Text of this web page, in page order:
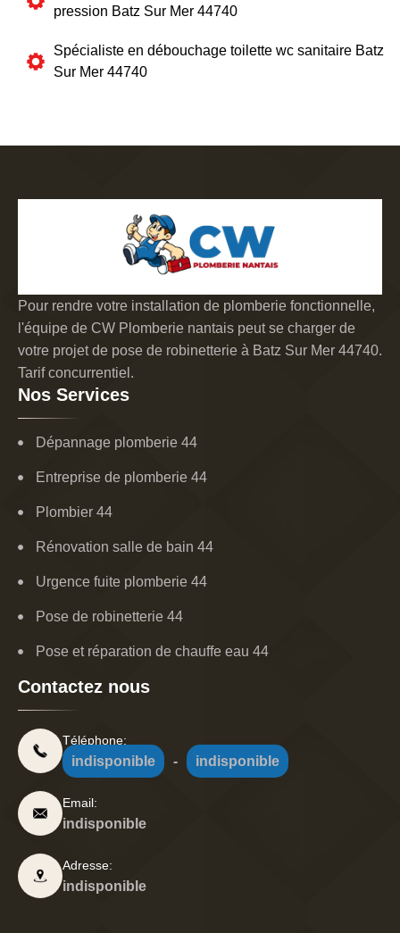
pression Batz Sur Mer 44740
Spécialiste en débouchage toilette wc sanitaire Batz
Sur Mer 44740
Pour rendre votre installation de plomberie fonctionnelle,
l'équipe de CW Plomberie nantais peut se charger de
votre projet de pose de robinetterie à Batz Sur Mer 44740.
Tarif concurrentiel.
Nos Services
Dépannage plomberie 44
Entreprise de plomberie 44
Plombier 44
Rénovation salle de bain 44
Urgence fuite plomberie 44
Pose de robinetterie 44
Pose et réparation de chauffe eau 44
Contactez nous
Téléphone:
indisponible - indisponible
Email:
indisponible
Adresse:
indisponible